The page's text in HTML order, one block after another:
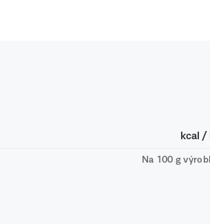
kcal /
Na 100 g